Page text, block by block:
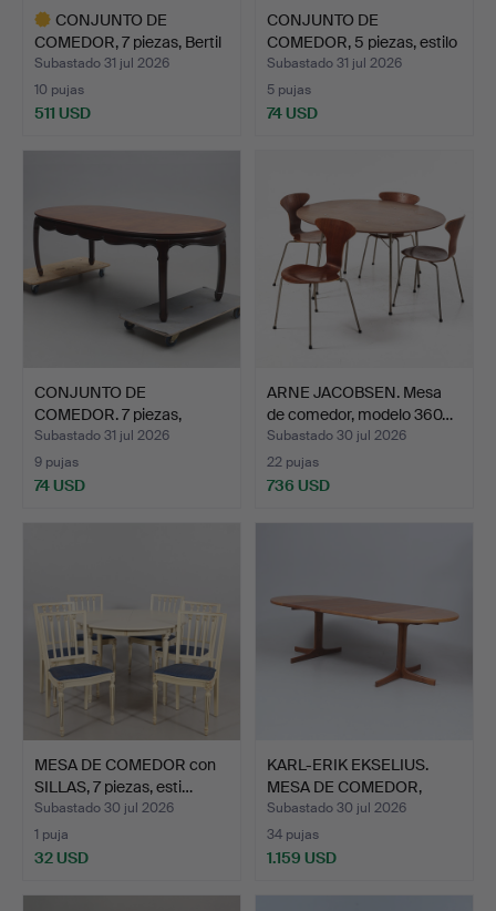
CONJUNTO DE
COMEDOR, 7 piezas, Bertil
Frid…
Subastado 31 jul 2026
10 pujas
511 USD
CONJUNTO DE
COMEDOR, 5 piezas, estilo
gust…
Subastado 31 jul 2026
5 pujas
74 USD
CONJUNTO DE
COMEDOR. 7 piezas,
caoba, esti…
Subastado 31 jul 2026
9 pujas
74 USD
ARNE JACOBSEN. Mesa
de comedor, modelo 360…
Subastado 30 jul 2026
22 pujas
736 USD
MESA DE COMEDOR con
SILLAS, 7 piezas, esti…
Subastado 30 jul 2026
1 puja
32 USD
KARL-ERIK EKSELIUS.
MESA DE COMEDOR,
chapa…
Subastado 30 jul 2026
34 pujas
1.159 USD